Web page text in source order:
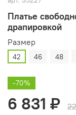
Платье
драпировкой
Размер
42 46 48
-70%
6 831 ₽